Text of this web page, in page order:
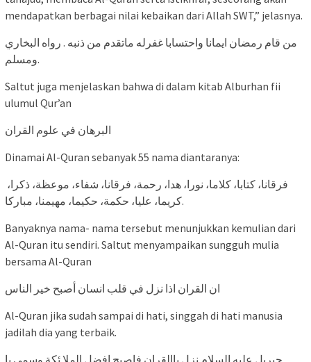
mendapatkan berbagai nilai kebaikan dari Allah SWT,” jelasnya.
ومسلم.
Saltut juga menjelaskan bahwa di dalam kitab Alburhan fii
ulumul Qur’an
‎البرهان في علوم القران
Dinamai Al-Quran sebanyak 55 nama diantaranya:
كريما، عليا، حكمة، حكيما، مهيمنا، مباركا.
Banyaknya nama- nama tersebut menunjukkan kemulian dari
Al-Quran itu sendiri. Saltut menyampaikan sungguh mulia
bersama Al-Quran
‎ان القران اذا نزل في قلب انسان أصبح خير الناس
Al-Quran jika sudah sampai di hati, singgah di hati manusia
jadilah dia yang terbaik.